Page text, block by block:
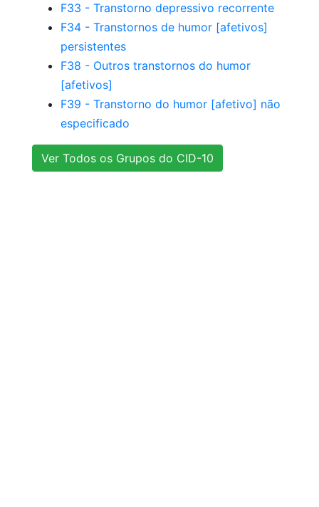
F33 - Transtorno depressivo recorrente
F34 - Transtornos de humor [afetivos]
persistentes
F38 - Outros transtornos do humor
[afetivos]
F39 - Transtorno do humor [afetivo] não
especificado
Ver Todos os Grupos do CID-10